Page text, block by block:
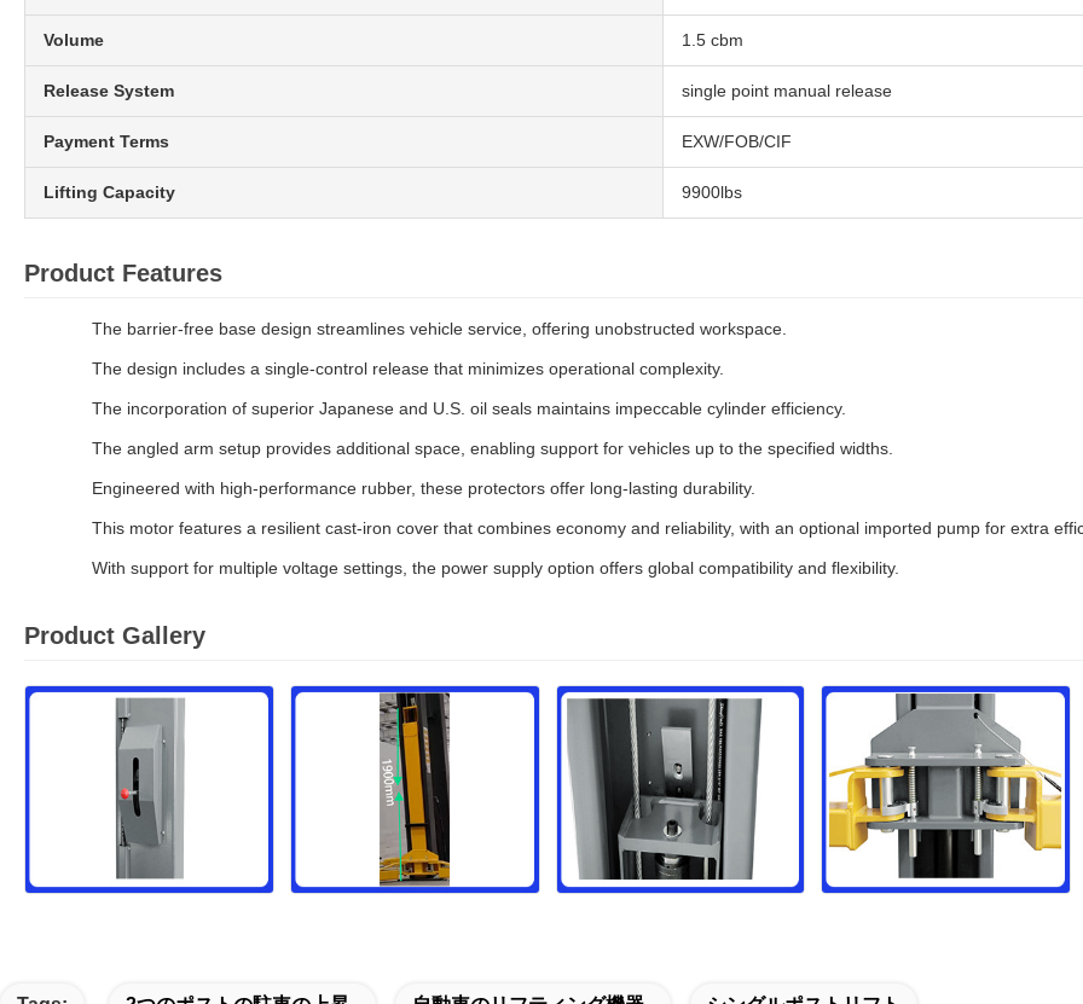
Volume 1.5 cbm
Release System single point manual release
Payment Terms EXW/FOB/CIF
Lifting Capacity 9900lbs
Product Features
The barrier-free base design streamlines vehicle service, offering unobstructed workspace.
The design includes a single-control release that minimizes operational complexity.
The incorporation of superior Japanese and U.S. oil seals maintains impeccable cylinder efficiency.
The angled arm setup provides additional space, enabling support for vehicles up to the specified widths.
Engineered with high-performance rubber, these protectors offer long-lasting durability.
This motor features a resilient cast-iron cover that combines economy and reliability, with an optional imported pump for extra
With support for multiple voltage settings, the power supply option offers global compatibility and flexibility.
Product Gallery